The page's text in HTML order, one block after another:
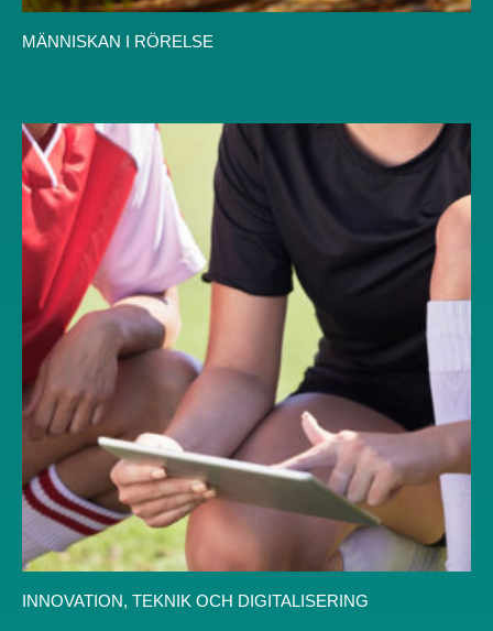
MÄNNISKAN I RÖRELSE
INNOVATION, TEKNIK OCH DIGITALISERING